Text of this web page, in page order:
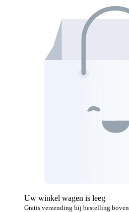
Uw winkel wagen is leeg
Gratis verzending bij bestelling boven